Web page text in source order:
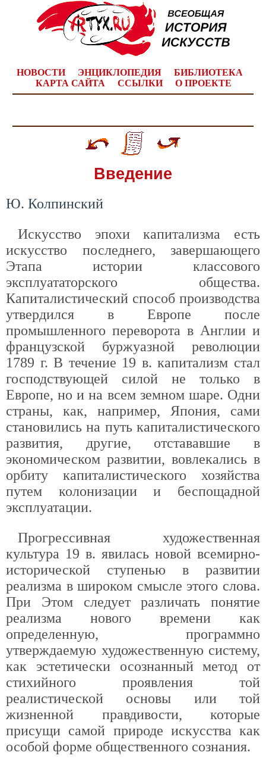
НОВОСТИ ЭНЦИКЛОПЕДИЯ
БИБЛИОТЕКА
КАРТА САЙТА
ССЫЛКИ О ПРОЕКТЕ
Введение
Ю. Колпинский
Искусство эпохи капитализма есть
искусство последнего, завершающего
Этапа истории классового
эксплуататорского общества.
Капиталистический способ производства
утвердился в Европе после
промышленного переворота в Англии и
французской буржуазной революции
1789 г. В течение 19 в. капитализм стал
господствующей силой не только в
Европе, но и на всем земном шаре. Одни
страны, как, например, Япония, сами
становились на путь капиталистического
развития, другие, отстававшие в
экономическом развитии, вовлекались в
орбиту капиталистического хозяйства
путем колонизации и беспощадной
эксплуатации.
Прогрессивная художественная
культура 19 в. явилась новой всемирно-
исторической ступенью в развитии
реализма в широком смысле этого слова.
При Этом следует различать понятие
реализма нового времени как
определенную, программно
утверждаемую художественную систему,
как эстетически осознанный метод от
стихийного проявления той
реалистической основы или той
жизненной правдивости, которые
присущи самой природе искусства как
особой форме общественного сознания.